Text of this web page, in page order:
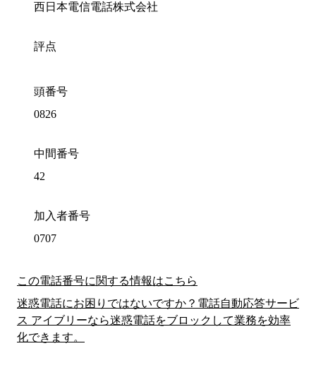
西日本電信電話株式会社
評点
頭番号
0826
中間番号
42
加入者番号
0707
この電話番号に関する情報はこちら
迷惑電話にお困りではないですか？電話自動応答サービ
ス アイブリーなら迷惑電話をブロックして業務を効率
化できます。